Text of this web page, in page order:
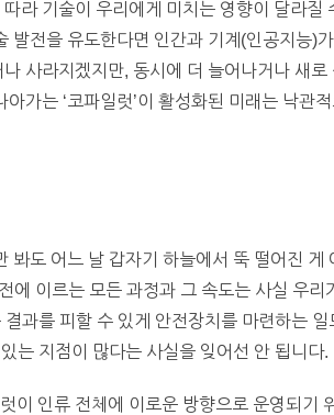
라 기술이 우리에게 미치는 영향이 달라
발전을 유도한다면 인간과 기계(인공지능)
사라지겠지만, 동시에 더 늘어나거나 새
가는 ‘코파일럿’이 활성화된 미래는 낙관
봐도 어느 날 갑자기 하늘에서 뚝 떨어진
에 이르는 모든 과정과 그 속도는 사실 우
과를 피할 수 있게 안전장치를 마련하는
는 지점이 많다는 사실을 잊어선 안 됩니다.
이 인류 전체에 이로운 방향으로 운영되기